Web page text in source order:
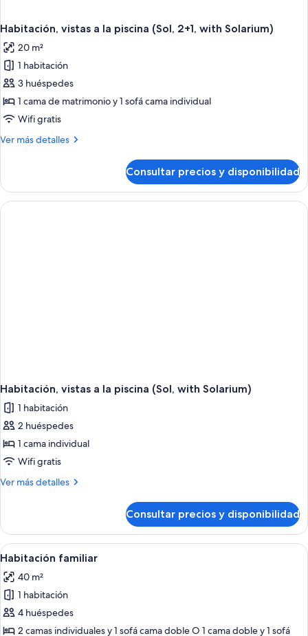
Habitación, vistas a la piscina (Sol, 2+1, with Solarium)
20 m²
1 habitación
3 huéspedes
1 cama de matrimonio y 1 sofá cama individual
Wifi gratis
Ver más detalles
Más
vistas
la
Consultar precios y disponibilidad
Habitación, vistas a la piscina (Sol, with Solarium)
1 habitación
2 huéspedes
1 cama individual
Wifi gratis
Ver más detalles
Más
vistas
la
(Sol,
with
Solarium)
Consultar precios y disponibilidad
Abrir
todas
las
fotos
de
Habitación
Habitación de hotel con cama,
7
Habitación familiar
40 m²
1 habitación
4 huéspedes
2 camas individuales y 1 sofá cama doble O 1 cama doble y 1 sofá